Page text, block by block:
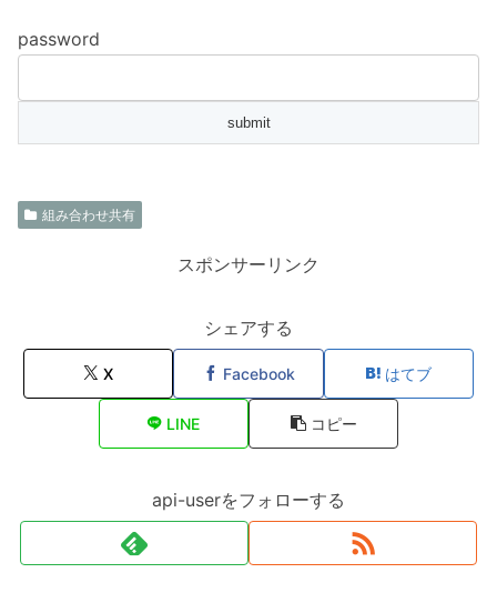
password
組み合わせ共有
スポンサーリンク
シェアする
X Facebook はてブ
LINE コピー
api-userをフォローする